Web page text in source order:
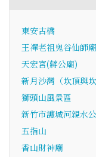
東安古橋
王禪老祖鬼谷仙師廟
天宏宮(蔣公廟)
新月沙灣（坎頂與
獅頭山風景區
新竹市護城河親水
五指山
香山財神廟